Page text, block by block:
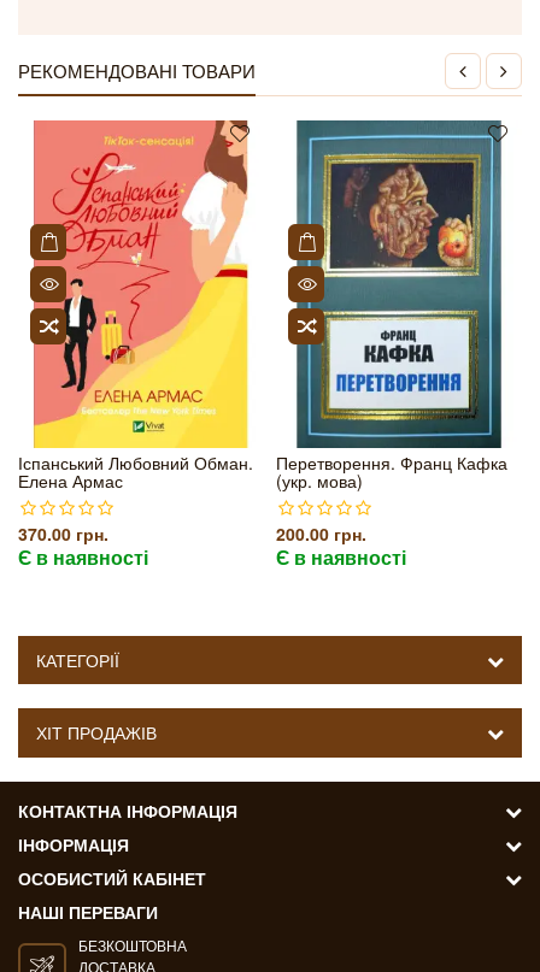
РЕКОМЕНДОВАНІ ТОВАРИ
Іспанський Любовний Обман.
Елена Армас
370.00 грн.
Є в наявності
Перетворення. Франц Кафка
(укр. мова)
200.00 грн.
Є в наявності
КАТЕГОРІЇ
ХІТ ПРОДАЖІВ
КОНТАКТНА ІНФОРМАЦІЯ
ІНФОРМАЦІЯ
ОСОБИСТИЙ КАБІНЕТ
НАШІ ПЕРЕВАГИ
БЕЗКОШТОВНА
ДОСТАВКА